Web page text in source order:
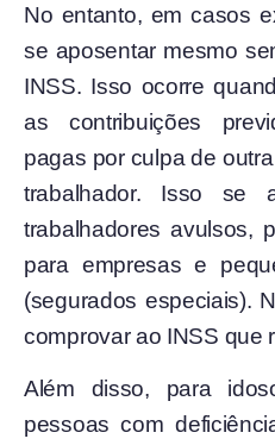
No entanto, em casos
se aposentar mesmo
INSS. Isso ocorre
as contribuições
pagas por culpa de
trabalhador. Isso se
trabalhadores avulsos,
para empresas e
(segurados especiais).
comprovar ao INSS que
Além disso, para
pessoas com